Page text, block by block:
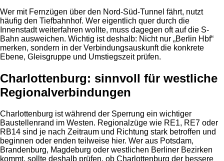
Wer mit Fernzügen über den Nord-Süd-Tunnel fährt, nutzt
häufig den Tiefbahnhof. Wer eigentlich quer durch die
Innenstadt weiterfahren wollte, muss dagegen oft auf die S-
Bahn ausweichen. Wichtig ist deshalb: Nicht nur „Berlin Hbf“
merken, sondern in der Verbindungsauskunft die konkrete
Ebene, Gleisgruppe und Umstiegszeit prüfen.
Charlottenburg: sinnvoll für westliche
Regionalverbindungen
Charlottenburg ist während der Sperrung ein wichtiger
Baustellenrand im Westen. Regionalzüge wie RE1, RE7 oder
RB14 sind je nach Zeitraum und Richtung stark betroffen und
beginnen oder enden teilweise hier. Wer aus Potsdam,
Brandenburg, Magdeburg oder westlichen Berliner Bezirken
kommt, sollte deshalb prüfen, ob Charlottenburg der bessere